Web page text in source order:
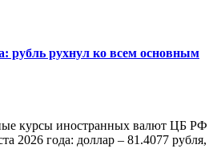
рубль рухнул ко всем основным
курсы иностранных валют ЦБ РФ
2026 года: доллар – 81.4077 рубля,